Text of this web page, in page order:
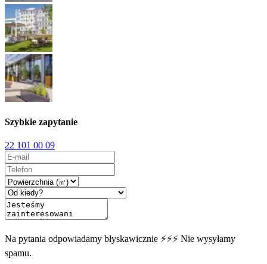
Szybkie zapytanie
22 101 00 09
Na pytania odpowiadamy błyskawicznie ⚡⚡⚡ Nie wysyłamy
spamu.